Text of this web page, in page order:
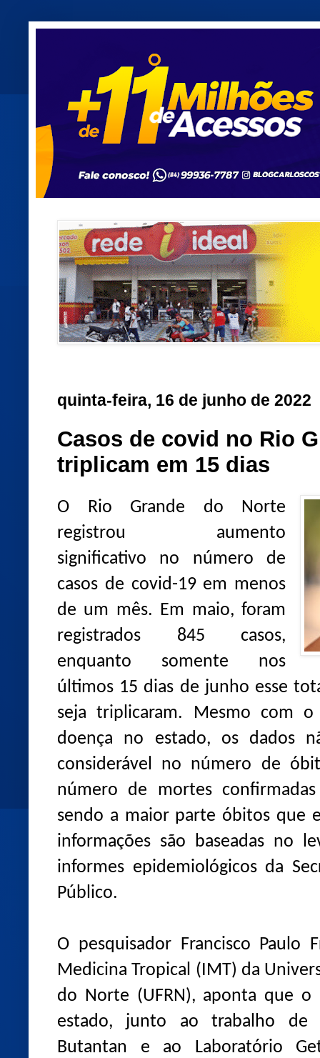
quinta-feira, 16 de junho de 2022
Casos de covid no Rio
triplicam em 15 dias
O Rio Grande do Norte
registrou aumento
significativo no número de
casos de covid-19 em menos
de um mês. Em maio, foram
registrados 845 casos,
enquanto somente nos
últimos 15 dias de junho esse
seja triplicaram. Mesmo com
doença no estado, os dados
considerável no número de
número de mortes
sendo a maior parte óbitos que
informações são baseadas no
informes epidemiológicos da
Público.
O pesquisador Francisco
Medicina Tropical (IMT) da
do Norte (UFRN), aponta que
estado, junto ao trabalho de
Butantan e ao Laboratório